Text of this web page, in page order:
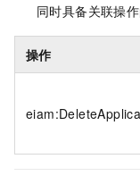
同时具备关联操
操作